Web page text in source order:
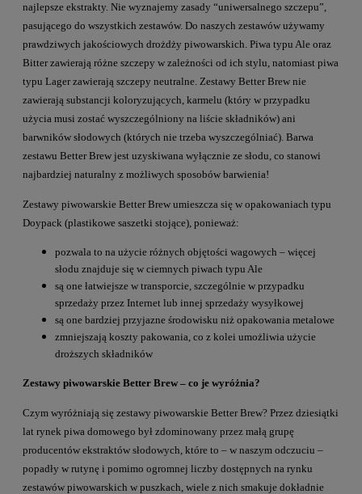
najlepsze ekstrakty. Nie wyznajemy zasady “uniwersalnego szczepu”,
pasującego do wszystkich zestawów. Do naszych zestawów używamy
prawdziwych jakościowych drożdży piwowarskich. Piwa typu Ale oraz
Bitter zawierają różne szczepy w zależności od ich stylu, natomiast piwa
typu Lager zawierają szczepy neutralne. Zestawy Better Brew nie
zawierają substancji koloryzujących, karmelu (który w przypadku
użycia musi zostać wyszczególniony na liście składników) ani
barwników słodowych (których nie trzeba wyszczególniać). Barwa
zestawu Better Brew jest uzyskiwana wyłącznie ze słodu, co stanowi
najbardziej naturalny z możliwych sposobów barwienia!
Zestawy piwowarskie Better Brew umieszcza się w opakowaniach typu
Doypack (plastikowe saszetki stojące), ponieważ:
pozwala to na użycie różnych objętości wagowych – więcej
słodu znajduje się w ciemnych piwach typu Ale
są one łatwiejsze w transporcie, szczególnie w przypadku
sprzedaży przez Internet lub innej sprzedaży wysyłkowej
są one bardziej przyjazne środowisku niż opakowania metalowe
zmniejszają koszty pakowania, co z kolei umożliwia użycie
droższych składników
Zestawy piwowarskie Better Brew – co je wyróżnia?
Czym wyróżniają się zestawy piwowarskie Better Brew? Przez dziesiątki
lat rynek piwa domowego był zdominowany przez małą grupę
producentów ekstraktów słodowych, które to – w naszym odczuciu –
popadły w rutynę i pomimo ogromnej liczby dostępnych na rynku
zestawów piwowarskich w puszkach, wiele z nich smakuje dokładnie